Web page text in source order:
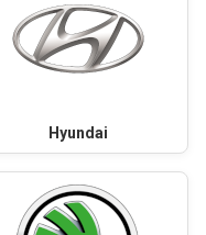
Hyundai